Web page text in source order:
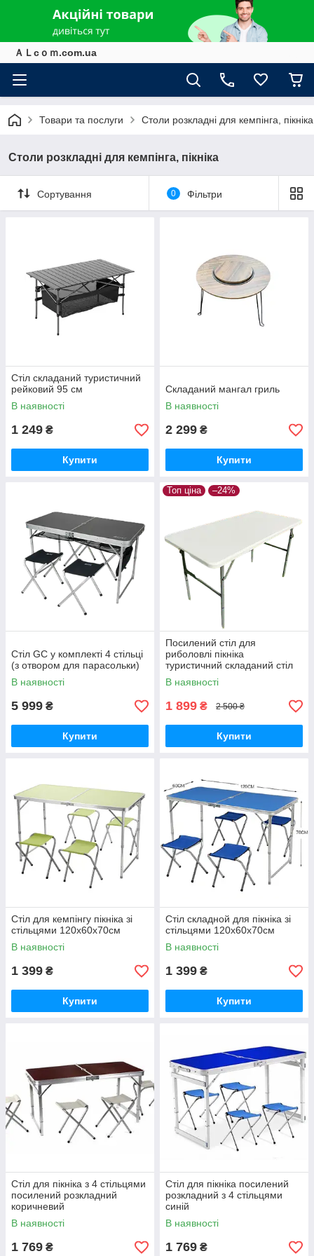
ＡＬcｏｍ.com.ua
Товари та послуги Столи розкладні для кемпінга, пікніка
Столи розкладні для кемпінга, пікніка
Сортування 0 Фільтри
Стіл складаний туристичний
рейковий 95 см
В наявності
1 249 ₴
Купити
Складаний мангал гриль
В наявності
2 299 ₴
Купити
Стіл GC у комплекті 4 стільці
(з отвором для парасольки)
В наявності
5 999 ₴
Купити
Топ ціна –24%
Посилений стіл для
риболовлі пікніка
туристичний складаний стіл
для кемпінгу СТ-9306
В наявності
1 899 ₴ 2 500 ₴
Купити
Стіл для кемпінгу пікніка зі
стільцями 120х60х70см
В наявності
1 399 ₴
Купити
Стіл складной для пікніка зі
стільцями 120х60х70см
В наявності
1 399 ₴
Купити
Стіл для пікніка з 4 стільцями
посилений розкладний
коричневий
В наявності
1 769 ₴
Стіл для пікніка посилений
розкладний з 4 стільцями
синій
В наявності
1 769 ₴